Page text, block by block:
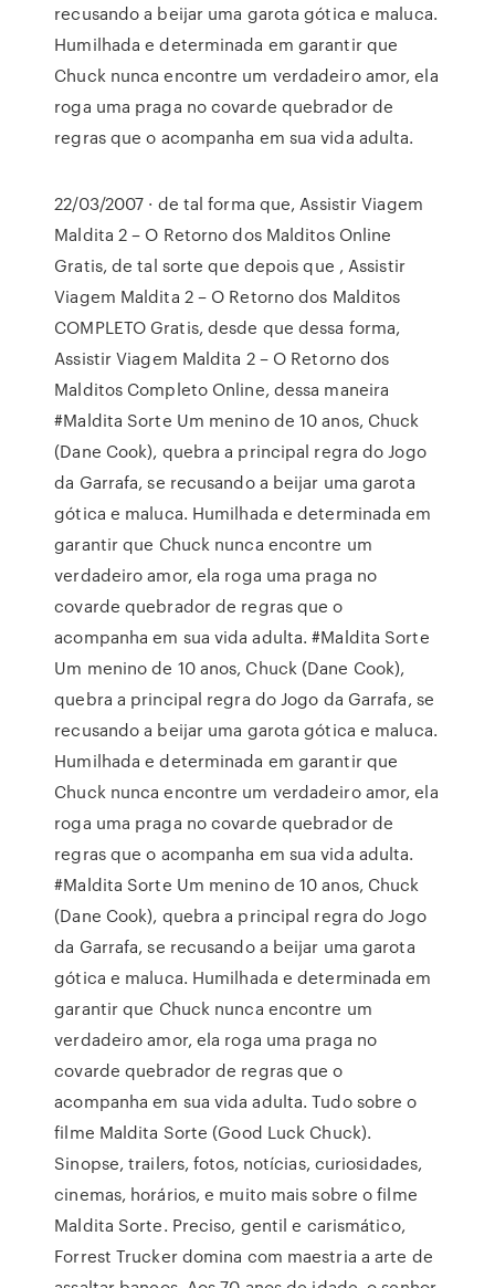
recusando a beijar uma garota gótica e maluca.
Humilhada e determinada em garantir que
Chuck nunca encontre um verdadeiro amor, ela
roga uma praga no covarde quebrador de
regras que o acompanha em sua vida adulta.
22/03/2007 · de tal forma que, Assistir Viagem
Maldita 2 – O Retorno dos Malditos Online
Gratis, de tal sorte que depois que , Assistir
Viagem Maldita 2 – O Retorno dos Malditos
COMPLETO Gratis, desde que dessa forma,
Assistir Viagem Maldita 2 – O Retorno dos
Malditos Completo Online, dessa maneira
#Maldita Sorte Um menino de 10 anos, Chuck
(Dane Cook), quebra a principal regra do Jogo
da Garrafa, se recusando a beijar uma garota
gótica e maluca. Humilhada e determinada em
garantir que Chuck nunca encontre um
verdadeiro amor, ela roga uma praga no
covarde quebrador de regras que o
acompanha em sua vida adulta. #Maldita Sorte
Um menino de 10 anos, Chuck (Dane Cook),
quebra a principal regra do Jogo da Garrafa, se
recusando a beijar uma garota gótica e maluca.
Humilhada e determinada em garantir que
Chuck nunca encontre um verdadeiro amor, ela
roga uma praga no covarde quebrador de
regras que o acompanha em sua vida adulta.
#Maldita Sorte Um menino de 10 anos, Chuck
(Dane Cook), quebra a principal regra do Jogo
da Garrafa, se recusando a beijar uma garota
gótica e maluca. Humilhada e determinada em
garantir que Chuck nunca encontre um
verdadeiro amor, ela roga uma praga no
covarde quebrador de regras que o
acompanha em sua vida adulta. Tudo sobre o
filme Maldita Sorte (Good Luck Chuck).
Sinopse, trailers, fotos, notícias, curiosidades,
cinemas, horários, e muito mais sobre o filme
Maldita Sorte. Preciso, gentil e carismático,
Forrest Trucker domina com maestria a arte de